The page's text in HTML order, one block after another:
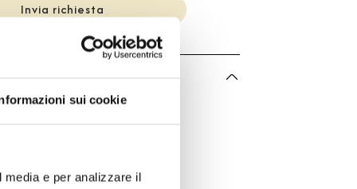
sui cookie
e per analizzare il
Invia richiesta
Bartorelli Italian Jewels